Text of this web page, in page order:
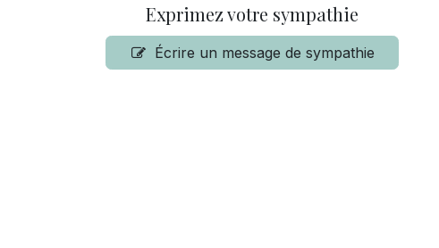
Exprimez votre sympathie
Écrire un message de sympathie